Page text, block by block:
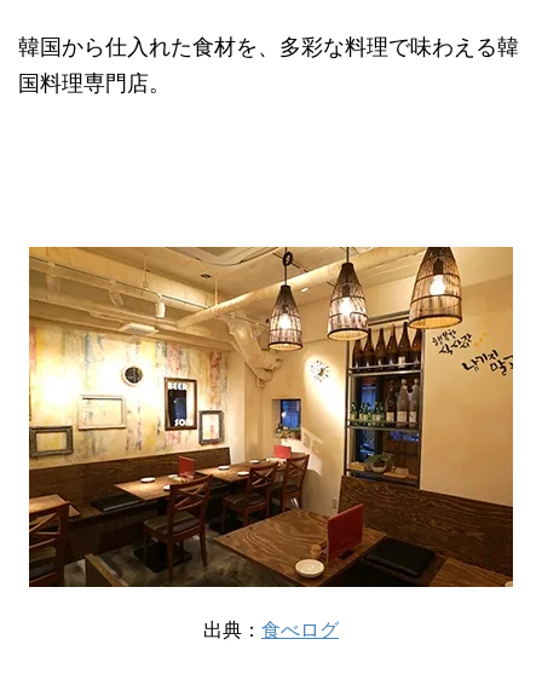
韓国から仕入れた食材を、多彩な料理で味わえる韓
国料理専門店。
出典： 食べログ